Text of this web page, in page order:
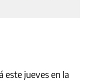
este jueves en la